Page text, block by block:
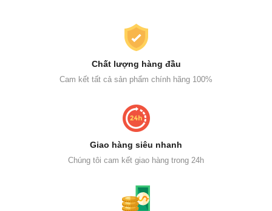
Chất lượng hàng đầu
Cam kết tất cả sản phẩm chính hãng 100%
Giao hàng siêu nhanh
Chúng tôi cam kết giao hàng trong 24h